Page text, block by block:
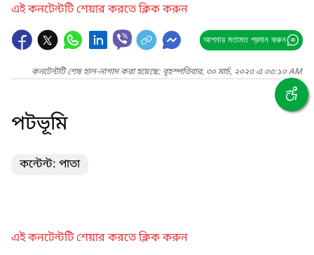
এই কনটেন্টটি শেয়ার করতে ক্লিক করুন
আপনার মতামত প্রদান করুন
কনটেন্টটি শেষ হাল-নাগাদ করা হয়েছে: বৃহস্পতিবার, ৩০ মার্চ, ২০২৩ এ ০৩:১০ AM
পটভূমি
কন্টেন্ট: পাতা
এই কনটেন্টটি শেয়ার করতে ক্লিক করুন